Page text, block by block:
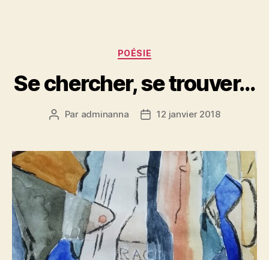
Catégories
POÉSIE
Se chercher, se trouver…
Auteur
Par adminanna
Date12 janvier 2018